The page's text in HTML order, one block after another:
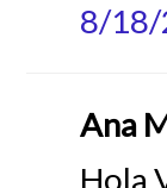
8/
Ana
Hola